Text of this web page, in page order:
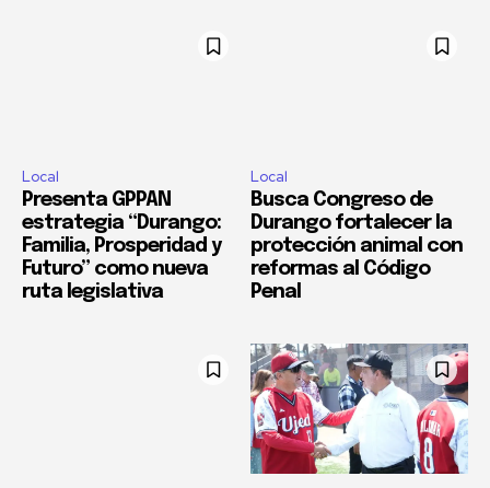
Local
Presenta GPPAN
estrategia “Durango:
Familia, Prosperidad y
Futuro” como nueva
ruta legislativa
Local
Busca Congreso de
Durango fortalecer la
protección animal con
reformas al Código
Penal